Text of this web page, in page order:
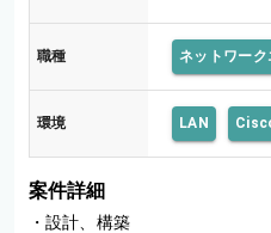
職種 ネットワーク
環境 LAN
案件詳細
・設計、構築